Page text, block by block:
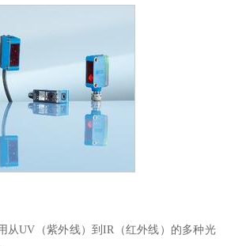
从UV（紫外线）到IR（红外线）的多种光